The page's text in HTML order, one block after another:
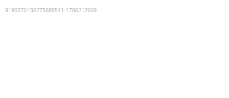
9190570156275688541 :1786217609